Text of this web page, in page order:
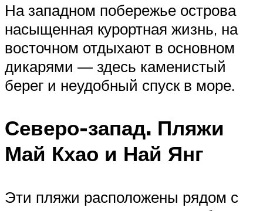
На западном побережье острова
насыщенная курортная жизнь, на
восточном отдыхают в основном
дикарями — здесь каменистый
берег и неудобный спуск в море.
Северо-запад. Пляжи
Май Кхао и Най Янг
Эти пляжи расположены рядом с